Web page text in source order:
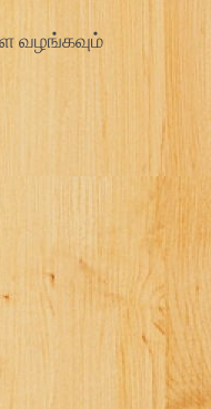
வழங்கவும்